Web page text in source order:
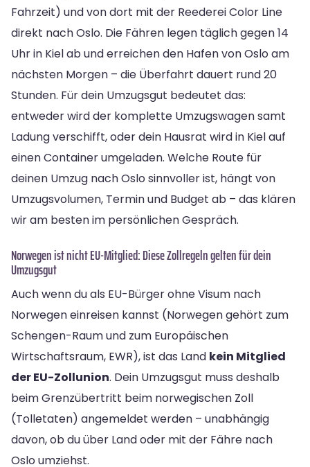
Fahrzeit) und von dort mit der Reederei Color Line
direkt nach Oslo. Die Fähren legen täglich gegen 14
Uhr in Kiel ab und erreichen den Hafen von Oslo am
nächsten Morgen – die Überfahrt dauert rund 20
Stunden. Für dein Umzugsgut bedeutet das:
entweder wird der komplette Umzugswagen samt
Ladung verschifft, oder dein Hausrat wird in Kiel auf
einen Container umgeladen. Welche Route für
deinen Umzug nach Oslo sinnvoller ist, hängt von
Umzugsvolumen, Termin und Budget ab – das klären
wir am besten im persönlichen Gespräch.
Norwegen ist nicht EU-Mitglied: Diese Zollregeln gelten für dein
Umzugsgut
Auch wenn du als EU-Bürger ohne Visum nach
Norwegen einreisen kannst (Norwegen gehört zum
Schengen-Raum und zum Europäischen
Wirtschaftsraum, EWR), ist das Land kein Mitglied
der EU-Zollunion. Dein Umzugsgut muss deshalb
beim Grenzübertritt beim norwegischen Zoll
(Tolletaten) angemeldet werden – unabhängig
davon, ob du über Land oder mit der Fähre nach
Oslo umziehst.